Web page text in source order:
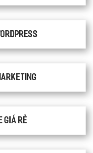
giá rẻ